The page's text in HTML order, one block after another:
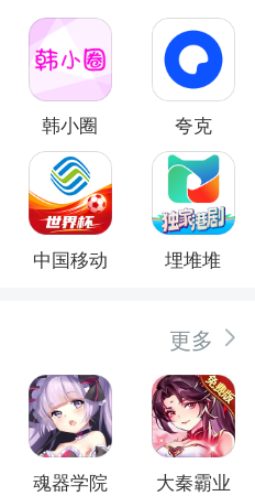
韩小圈 夸克
中国移动 埋堆堆
更多
魂器学院 大秦霸业